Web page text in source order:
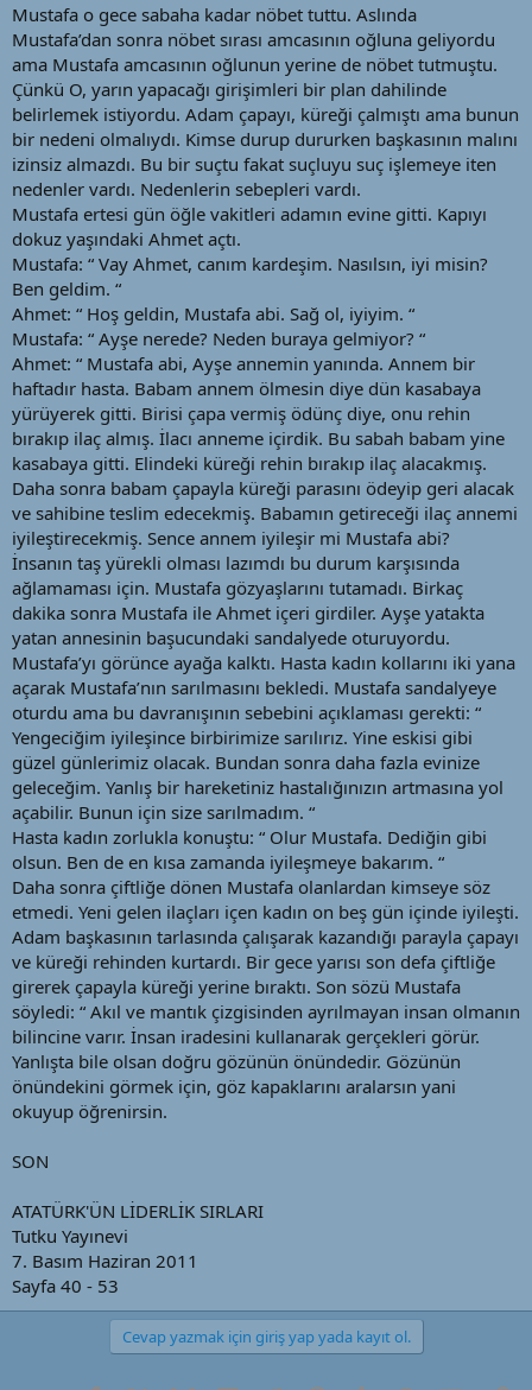
Mustafa o gece sabaha kadar nöbet tuttu. Aslında
Mustafa’dan sonra nöbet sırası amcasının oğluna geliyordu
ama Mustafa amcasının oğlunun yerine de nöbet tutmuştu.
Çünkü O, yarın yapacağı girişimleri bir plan dahilinde
belirlemek istiyordu. Adam çapayı, küreği çalmıştı ama bunun
bir nedeni olmalıydı. Kimse durup dururken başkasının malını
izinsiz almazdı. Bu bir suçtu fakat suçluyu suç işlemeye iten
nedenler vardı. Nedenlerin sebepleri vardı.
Mustafa ertesi gün öğle vakitleri adamın evine gitti. Kapıyı
dokuz yaşındaki Ahmet açtı.
Mustafa: “ Vay Ahmet, canım kardeşim. Nasılsın, iyi misin?
Ben geldim. “
Ahmet: “ Hoş geldin, Mustafa abi. Sağ ol, iyiyim. “
Mustafa: “ Ayşe nerede? Neden buraya gelmiyor? “
Ahmet: “ Mustafa abi, Ayşe annemin yanında. Annem bir
haftadır hasta. Babam annem ölmesin diye dün kasabaya
yürüyerek gitti. Birisi çapa vermiş ödünç diye, onu rehin
bırakıp ilaç almış. İlacı anneme içirdik. Bu sabah babam yine
kasabaya gitti. Elindeki küreği rehin bırakıp ilaç alacakmış.
Daha sonra babam çapayla küreği parasını ödeyip geri alacak
ve sahibine teslim edecekmiş. Babamın getireceği ilaç annemi
iyileştirecekmiş. Sence annem iyileşir mi Mustafa abi?
İnsanın taş yürekli olması lazımdı bu durum karşısında
ağlamaması için. Mustafa gözyaşlarını tutamadı. Birkaç
dakika sonra Mustafa ile Ahmet içeri girdiler. Ayşe yatakta
yatan annesinin başucundaki sandalyede oturuyordu.
Mustafa’yı görünce ayağa kalktı. Hasta kadın kollarını iki yana
açarak Mustafa’nın sarılmasını bekledi. Mustafa sandalyeye
oturdu ama bu davranışının sebebini açıklaması gerekti: “
Yengeciğim iyileşince birbirimize sarılırız. Yine eskisi gibi
güzel günlerimiz olacak. Bundan sonra daha fazla evinize
geleceğim. Yanlış bir hareketiniz hastalığınızın artmasına yol
açabilir. Bunun için size sarılmadım. “
Hasta kadın zorlukla konuştu: “ Olur Mustafa. Dediğin gibi
olsun. Ben de en kısa zamanda iyileşmeye bakarım. “
Daha sonra çiftliğe dönen Mustafa olanlardan kimseye söz
etmedi. Yeni gelen ilaçları içen kadın on beş gün içinde iyileşti.
Adam başkasının tarlasında çalışarak kazandığı parayla çapayı
ve küreği rehinden kurtardı. Bir gece yarısı son defa çiftliğe
girerek çapayla küreği yerine bıraktı. Son sözü Mustafa
söyledi: “ Akıl ve mantık çizgisinden ayrılmayan insan olmanın
bilincine varır. İnsan iradesini kullanarak gerçekleri görür.
Yanlışta bile olsan doğru gözünün önündedir. Gözünün
önündekini görmek için, göz kapaklarını aralarsın yani
okuyup öğrenirsin.
SON
ATATÜRK'ÜN LİDERLİK SIRLARI
Tutku Yayınevi
7. Basım Haziran 2011
Sayfa 40 - 53
Cevap yazmak için giriş yap yada kayıt ol.